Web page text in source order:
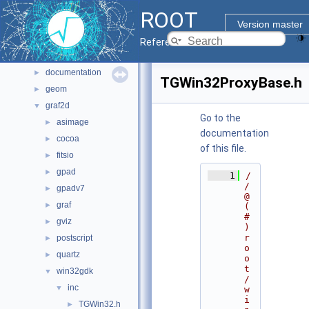
ROOT
Version master
Reference Guide
▼ Files
▼ File List
► bindings
► core
► documentation
► geom
▼ graf2d
► asimage
► cocoa
► fitsio
► gpad
► gpadv7
► graf
► gviz
► postscript
► quartz
▼ win32gdk
▼ inc
► TGWin32.h
TGWin32ProxyBase.h
Go to the
documentation
of this file.
    1
/
/
@
(
#
)
r
o
o
t
/
w
i